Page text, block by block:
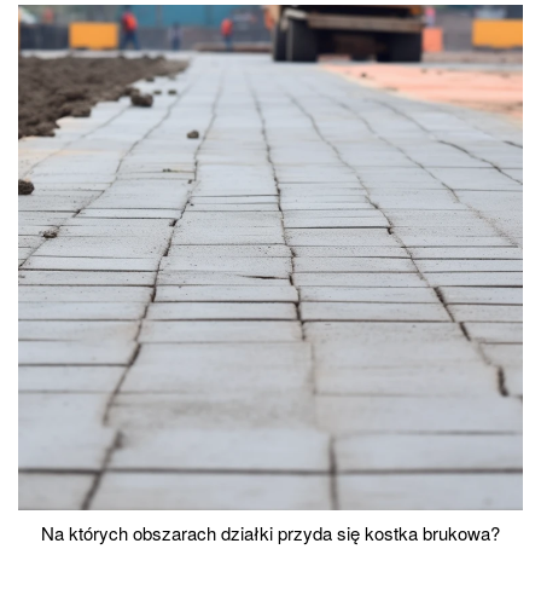
Na których obszarach działki przyda się kostka brukowa?